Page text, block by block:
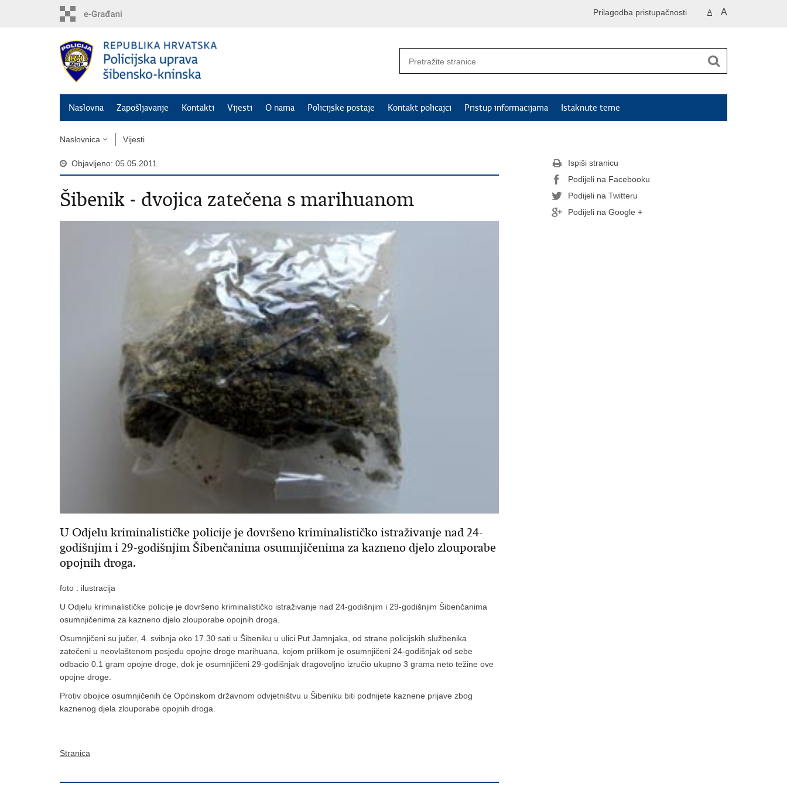
A A
Prilagodba pristupačnosti
Naslovna Zapošljavanje Kontakti Vijesti O nama Policijske postaje Kontakt policajci Pristup informacijama Istaknute teme
Naslovnica Vijesti
Objavljeno: 05.05.2011.
Šibenik - dvojica zatečena s marihuanom
U Odjelu kriminalističke policije je dovršeno kriminalističko istraživanje nad 24-
godišnjim i 29-godišnjim Šibenčanima osumnjičenima za kazneno djelo zlouporabe
opojnih droga.
foto : ilustracija
U Odjelu kriminalističke policije je dovršeno kriminalističko istraživanje nad 24-godišnjim i 29-godišnjim Šibenčanima
osumnjičenima za kazneno djelo zlouporabe opojnih droga.
Osumnjičeni su jučer, 4. svibnja oko 17.30 sati u Šibeniku u ulici Put Jamnjaka, od strane policijskih službenika
zatečeni u neovlaštenom posjedu opojne droge marihuana, kojom prilikom je osumnjičeni 24-godišnjak od sebe
odbacio 0.1 gram opojne droge, dok je osumnjičeni 29-godišnjak dragovoljno izručio ukupno 3 grama neto težine ove
opojne droge.
Protiv obojice osumnjičenih će Općinskom državnom odvjetništvu u Šibeniku biti podnijete kaznene prijave zbog
kaznenog djela zlouporabe opojnih droga.
Stranica
Ispiši stranicu
Podijeli na Facebooku
Podijeli na Twitteru
Podijeli na Google +